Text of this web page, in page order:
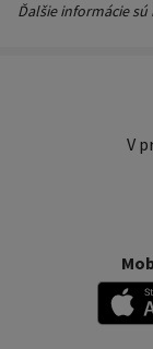
Ďalšie informácie sú
V